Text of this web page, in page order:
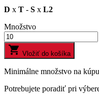
D x T - S x L2
Množstvo
 Vložiť do košíka
Minimálne množstvo na
Potrebujete poradiť pri